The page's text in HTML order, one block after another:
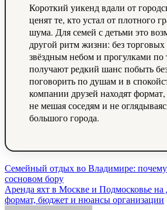
Короткий уикенд вдали от
ценят те, кто устал от плотного
шума. Для семей с детьми это
другой ритм жизни: без
звёздным небом и прогулками
получают редкий шанс побыть
поговорить по душам и в
компании друзей находят
не мешая соседям и не
большого города.
Навигация
по
записям
Семейный отдых во Владимире:
сосновом бору
Аренда яхт в Москве и Подмосковье на
формат, бюджет и нюансы организации